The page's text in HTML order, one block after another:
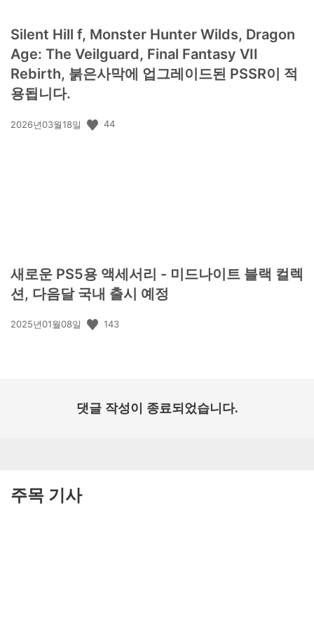
Silent Hill f, Monster Hunter Wilds, Dragon
Age: The Veilguard, Final Fantasy VII
Rebirth, 붉은사막에 업그레이드된 PSSR이 적
용됩니다.
공
2026년03월18일 44
새로운 PS5용 액세서리 - 미드나이트 블랙 컬렉
션, 다음달 국내 출시 예정
공
2025년01월08일 143
댓글 작성이 종료되었습니다.
주목 기사